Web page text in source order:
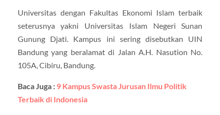
Universitas dengan Fakultas Ekonomi Islam terbaik
seterusnya yakni Universitas Islam Negeri Sunan
Gunung Djati. Kampus ini sering disebutkan UIN
Bandung yang beralamat di Jalan A.H. Nasution No.
105A, Cibiru, Bandung.
Baca Juga : 9 Kampus Swasta Jurusan Ilmu Politik
Terbaik di Indonesia